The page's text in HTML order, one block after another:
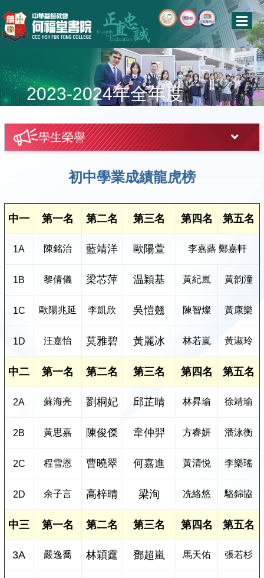
2023-2024年全年度
學生榮譽
初中學業成績龍虎榜
中一 第一名 第二名 第三名 第四名 第五名
1A 陳銘治 藍靖洋 歐陽萱 李嘉蕗 鄭嘉軒
1B 黎倩儀 梁芯萍 温穎基 黃紀嵐 黃韵潼
1C 歐陽兆延 李凱欣 吳愷翹 陳智燦 黃康樂
1D 汪嘉怡 莫雅碧 黃麗冰 林若嵐 黃淑玲
中二 第一名 第二名 第三名 第四名 第五名
2A 蘇海亮 劉桐妃 邱芷晴 林昇瑜 徐靖瑜
2B 黃思嘉 陳俊傑 韋仲羿 方睿妍 潘泳衡
2C 程雪恩 曹曉翠 何嘉進 黃清悦 李樂瑤
2D 余子言 高梓晴 梁洵 冼絡悠 駱錦協
中三 第一名 第二名 第三名 第四名 第五名
3A 嚴逸喬 林穎霆 鄧超嵐 馬天佑 張若杉